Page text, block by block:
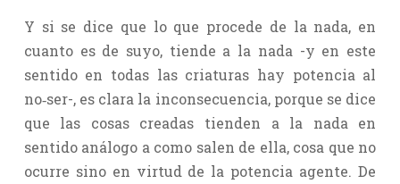
Y si se dice que lo que procede de la nada, en
cuanto es de suyo, tiende a la nada -y en este
sentido en todas las criaturas hay potencia al
no‑ser-, es clara la inconsecuencia, porque se dice
que las cosas creadas tienden a la nada en
sentido análogo a como salen de ella, cosa que no
ocurre sino en virtud de la potencia agente. De